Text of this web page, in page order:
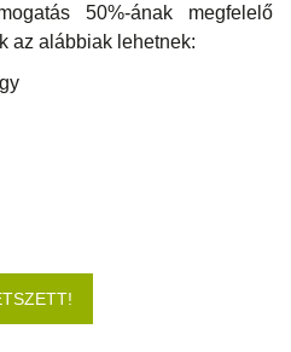
50%-ának megfelelő
az alábbiak lehetnek: